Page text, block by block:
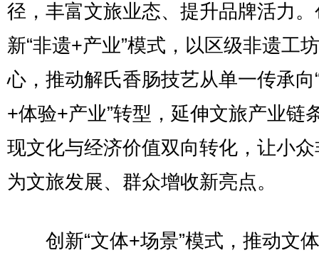
径，丰富文旅业态、提升品牌活力。
新“非遗+产业”模式，以区级非遗工
心，推动解氏香肠技艺从单一传承向
+体验+产业”转型，延伸文旅产业链
现文化与经济价值双向转化，让小
为文旅发展、群众增收新亮点。
创新“文体+场景”模式，推动文